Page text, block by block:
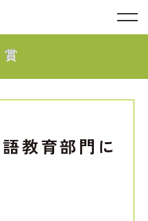
教育部門に